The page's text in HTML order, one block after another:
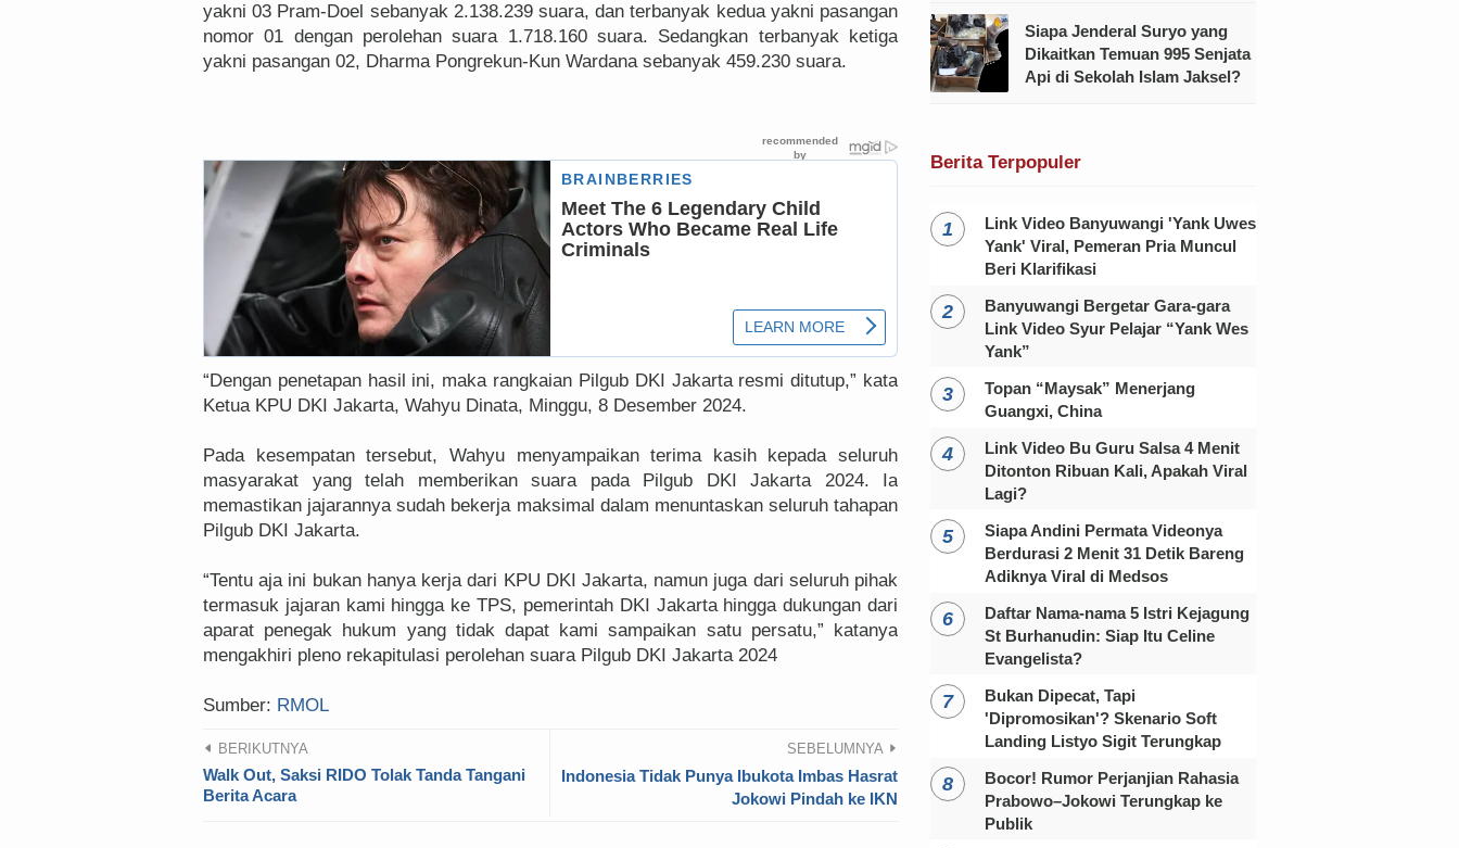
yakni 03 Pram-Doel sebanyak 2.138.239 suara, dan terbanyak kedua yakni pasangan
nomor 01 dengan perolehan suara 1.718.160 suara. Sedangkan terbanyak ketiga
yakni pasangan 02, Dharma Pongrekun-Kun Wardana sebanyak 459.230 suara.
“Dengan penetapan hasil ini, maka rangkaian Pilgub DKI Jakarta resmi ditutup,” kata
Ketua KPU DKI Jakarta, Wahyu Dinata, Minggu, 8 Desember 2024.
Pada kesempatan tersebut, Wahyu menyampaikan terima kasih kepada seluruh
masyarakat yang telah memberikan suara pada Pilgub DKI Jakarta 2024. Ia
memastikan jajarannya sudah bekerja maksimal dalam menuntaskan seluruh tahapan
Pilgub DKI Jakarta.
“Tentu aja ini bukan hanya kerja dari KPU DKI Jakarta, namun juga dari seluruh pihak
termasuk jajaran kami hingga ke TPS, pemerintah DKI Jakarta hingga dukungan dari
aparat penegak hukum yang tidak dapat kami sampaikan satu persatu,” katanya
mengakhiri pleno rekapitulasi perolehan suara Pilgub DKI Jakarta 2024
Sumber: RMOL
BERIKUTNYA
Walk Out, Saksi RIDO Tolak Tanda Tangani
Berita Acara
SEBELUMNYA
Indonesia Tidak Punya Ibukota Imbas Hasrat
Jokowi Pindah ke IKN
Siapa Jenderal Suryo yang
Dikaitkan Temuan 995 Senjata
Api di Sekolah Islam Jaksel?
Berita Terpopuler
Link Video Banyuwangi 'Yank Uwes
Yank' Viral, Pemeran Pria Muncul
Beri Klarifikasi
Banyuwangi Bergetar Gara-gara
Link Video Syur Pelajar “Yank Wes
Yank”
Topan “Maysak” Menerjang
Guangxi, China
Link Video Bu Guru Salsa 4 Menit
Ditonton Ribuan Kali, Apakah Viral
Lagi?
Siapa Andini Permata Videonya
Berdurasi 2 Menit 31 Detik Bareng
Adiknya Viral di Medsos
Daftar Nama-nama 5 Istri Kejagung
St Burhanudin: Siap Itu Celine
Evangelista?
Bukan Dipecat, Tapi
'Dipromosikan'? Skenario Soft
Landing Listyo Sigit Terungkap
Bocor! Rumor Perjanjian Rahasia
Prabowo–Jokowi Terungkap ke
Publik